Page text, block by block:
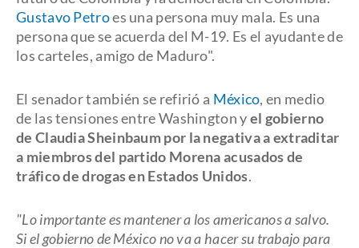
Gustavo Petroes una persona muy mala. Es una
persona que se acuerda del M-19. Es el ayudante de
los carteles, amigo de Maduro".
El senador también se refirió a México, en medio
de las tensiones entre Washington yel gobierno
de Claudia Sheinbaum por la negativa a extraditar
a miembros del partido Morena acusados de
tráfico de drogas en Estados Unidos.
"Lo importante es mantener a los americanos a salvo.
Si el gobierno de México no va a hacer su trabajo para